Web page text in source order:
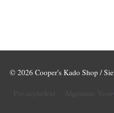
© 2026 Cooper's Kado Shop /
Privacybeleid Algemene